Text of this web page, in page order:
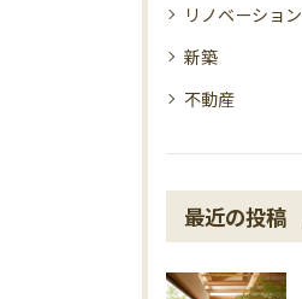
リノベーション
新築
不動産
最近の投稿